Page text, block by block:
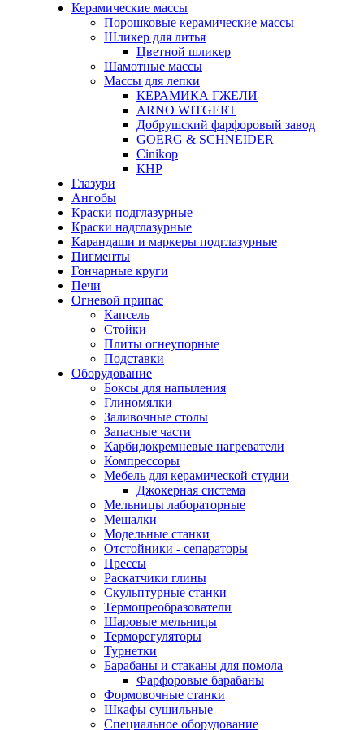
Керамические массы
Порошковые керамические массы
Шликер для литья
Цветной шликер
Шамотные массы
Массы для лепки
КЕРАМИКА ГЖЕЛИ
ARNO WITGERT
Добрушский фарфоровый завод
GOERG & SCHNEIDER
Cinikop
КНР
Глазури
Ангобы
Краски подглазурные
Краски надглазурные
Карандаши и маркеры подглазурные
Пигменты
Гончарные круги
Печи
Огневой припас
Капсель
Стойки
Плиты огнеупорные
Подставки
Оборудование
Боксы для напыления
Глиномялки
Заливочные столы
Запасные части
Карбидокремневые нагреватели
Компрессоры
Мебель для керамической студии
Джокерная система
Мельницы лабораторные
Мешалки
Модельные станки
Отстойники - сепараторы
Прессы
Раскатчики глины
Скульптурные станки
Термопреобразователи
Шаровые мельницы
Терморегуляторы
Турнетки
Барабаны и стаканы для помола
Фарфоровые барабаны
Формовочные станки
Шкафы сушильные
Специальное оборудование